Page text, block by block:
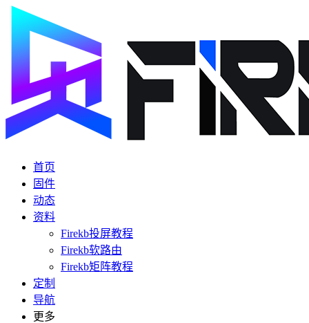
首页
固件
动态
资料
Firekb投屏教程
Firekb软路由
Firekb矩阵教程
定制
导航
更多